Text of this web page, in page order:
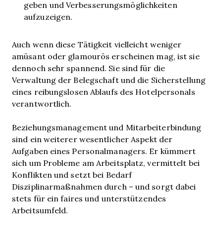
geben und Verbesserungsmöglichkeiten
aufzuzeigen.
Auch wenn diese Tätigkeit vielleicht weniger
amüsant oder glamourös erscheinen mag, ist sie
dennoch sehr spannend. Sie sind für die
Verwaltung der Belegschaft und die Sicherstellung
eines reibungslosen Ablaufs des Hotelpersonals
verantwortlich.
Beziehungsmanagement und Mitarbeiterbindung
sind ein weiterer wesentlicher Aspekt der
Aufgaben eines Personalmanagers. Er kümmert
sich um Probleme am Arbeitsplatz, vermittelt bei
Konflikten und setzt bei Bedarf
Disziplinarmaßnahmen durch – und sorgt dabei
stets für ein faires und unterstützendes
Arbeitsumfeld.